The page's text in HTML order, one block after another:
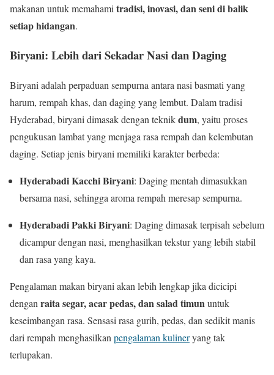
makanan untuk memahami tradisi, inovasi, dan seni di balik
setiap hidangan.
Biryani: Lebih dari Sekadar Nasi dan Daging
Biryani adalah perpaduan sempurna antara nasi basmati yang
harum, rempah khas, dan daging yang lembut. Dalam tradisi
Hyderabad, biryani dimasak dengan teknikdum, yaitu proses
pengukusan lambat yang menjaga rasa rempah dan kelembutan
daging. Setiap jenis biryani memiliki karakter berbeda:
Hyderabadi Kacchi Biryani: Daging mentah dimasukkan
bersama nasi, sehingga aroma rempah meresap sempurna.
Hyderabadi Pakki Biryani: Daging dimasak terpisah sebelum
dicampur dengan nasi, menghasilkan tekstur yang lebih stabil
dan rasa yang kaya.
Pengalaman makan biryani akan lebih lengkap jika dicicipi
dengan raita segar, acar pedas, dan salad timununtuk
keseimbangan rasa. Sensasi rasa gurih, pedas, dan sedikit manis
dari rempah menghasilkan pengalaman kulineryang tak
terlupakan.